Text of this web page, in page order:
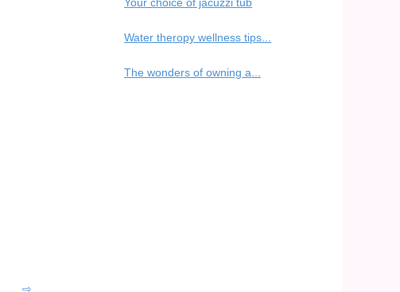
Your choice of jacuzzi tub
Water theropy wellness tips...
The wonders of owning a...